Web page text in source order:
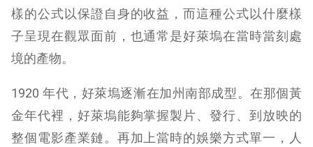
樣的公式以保證自身的收益，而這種公式以什麼樣
子呈現在觀眾面前，也通常是好萊塢在當時當刻處
境的產物。
1920 年代，好萊塢逐漸在加州南部成型。在那個黃
金年代裡，好萊塢能夠掌握製片、發行、到放映的
整個電影產業鏈。再加上當時的娛樂方式單一，人